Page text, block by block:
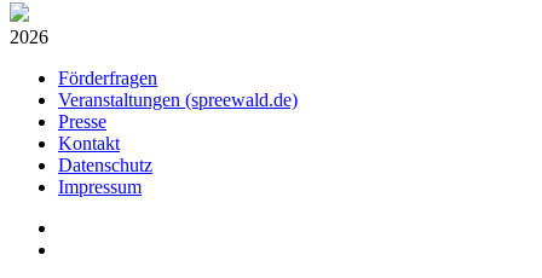
2026
Förderfragen
Veranstaltungen (spreewald.de)
Presse
Kontakt
Datenschutz
Impressum